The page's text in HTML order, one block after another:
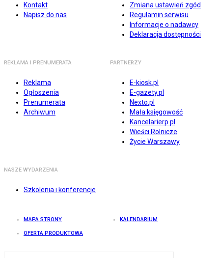
Kontakt
Napisz do nas
Zmiana ustawień zgód
Regulamin serwisu
Informacje o nadawcy
Deklaracja dostępności
REKLAMA I PRENUMERATA
Reklama
Ogłoszenia
Prenumerata
Archiwum
PARTNERZY
E-kiosk.pl
E-gazety.pl
Nexto.pl
Mała księgowość
Kancelarierp.pl
Wieści Rolnicze
Życie Warszawy
NASZE WYDARZENIA
Szkolenia i konferencje
MAPA STRONY KALENDARIUM
OFERTA PRODUKTOWA